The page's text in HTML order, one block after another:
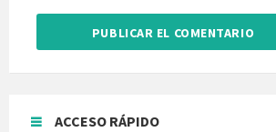
ACCESO RÁPIDO